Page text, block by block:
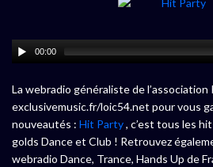
00:00
La webradio généraliste de l’association
exclusivemusic.fr/loic54.net pour vous
nouveautés : Hit Party, c’est tous les
golds Dance et Club ! Retrouvez
webradio Dance, Trance, Hands Up de